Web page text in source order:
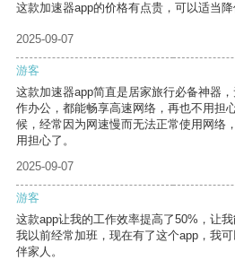
这款加速器app的价格有点贵，可以适当降
2025-09-07
游客
这款加速器app简直是居家旅行必备神器
作办公，都能畅享高速网络，再也不用担
候，经常因为网速慢而无法正常使用网络
用担心了。
2025-09-07
游客
这款app让我的工作效率提高了50%，让
我以前经常加班，现在有了这个app，我
伴家人。